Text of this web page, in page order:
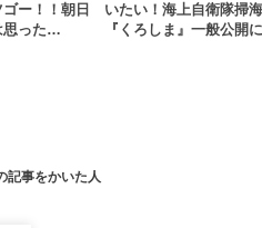
ー！！朝日
思った…
いたい！海上自衛隊掃
『くろしま』一般公開
記事をかいた人